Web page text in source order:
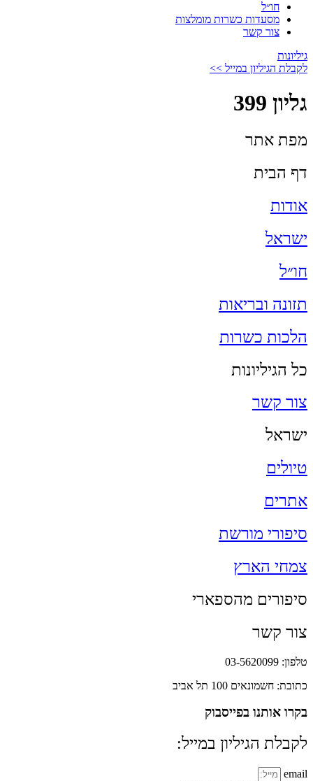
חו״ל
מסעדות כשרות מומלצות
צור קשר
גיליונות
לקבלת הגיליון במייל >>
גליון 399
מפת אתר
דף הבית
אודות
ישראל
חו״ל
תזונה ובריאות
הלכות כשרות
כל הגיליונות
צור קשר
ישראל
טיולים
אתרים
סיפורי מורשת
צמחי הארץ
סיפורים מהספארי
צור קשר
טלפון: 03-5620099
כתובת: חשמונאים 100 תל אביב
בקרו אותנו בפייסבוק
לקבלת הגיליון במייל:
email